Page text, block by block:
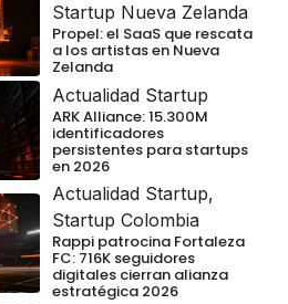
Startup Nueva Zelanda
Propel: el SaaS que rescata
a los artistas en Nueva
Zelanda
Actualidad Startup
ARK Alliance: 15.300M
identificadores
persistentes para startups
en 2026
Actualidad Startup,
Startup Colombia
Rappi patrocina Fortaleza
FC: 716K seguidores
digitales cierran alianza
estratégica 2026